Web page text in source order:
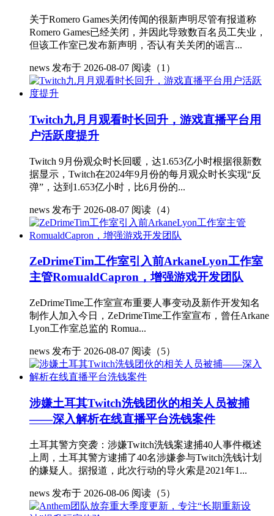
关于Romero Games关闭传闻的很新声明尽管有报道称
Romero Games已经关闭，并因此导致数百名员工失业，
但该工作室已发布新声明，否认有关关闭的谣言...
news 发布于 2026-08-07 阅读（1）
Twitch九月月观看时长回升，游戏直播平台用
户活跃度提升
Twitch 9月份观众时长回暖，达1.653亿小时根据很新数
据显示，Twitch在2024年9月份的每月观众时长实现“反
弹”，达到1.653亿小时，比6月份的...
news 发布于 2026-08-07 阅读（4）
ZeDrimeTim工作室引入前ArkaneLyon工作室
主管RomualdCapron，增强游戏开发团队
ZeDrimeTime工作室宣布重要人事变动及新作开发知名
制作人加入今日，ZeDrimeTime工作室宣布，曾任Arkane
Lyon工作室总监的 Romua...
news 发布于 2026-08-07 阅读（5）
涉嫌土耳其Twitch洗钱团伙的相关人员被捕
——深入解析在线直播平台洗钱案件
土耳其警方突袭：涉嫌Twitch洗钱案逮捕40人事件概述
上周，土耳其警方逮捕了40名涉嫌参与Twitch洗钱计划
的嫌疑人。据报道，此次行动的导火索是2021年1...
news 发布于 2026-08-06 阅读（5）